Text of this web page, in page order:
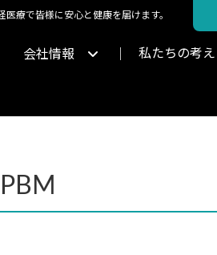
療で皆様に安心と健康を届けます。
会社情報 私たちの考え